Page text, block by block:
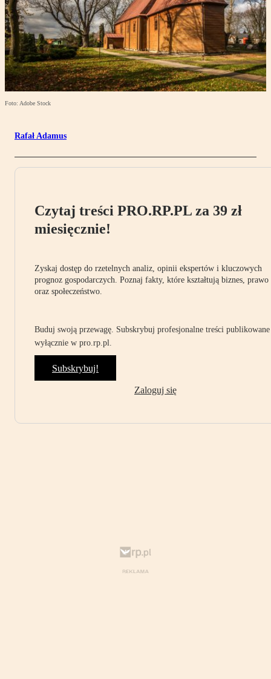
Foto: Adobe Stock
Rafał Adamus
Czytaj treści PRO.RP.PL za 39 zł
miesięcznie!
Zyskaj dostęp do rzetelnych analiz, opinii ekspertów i kluczowych
prognoz gospodarczych. Poznaj fakty, które kształtują biznes, prawo
oraz społeczeństwo.
Buduj swoją przewagę. Subskrybuj profesjonalne treści publikowane
wyłącznie w pro.rp.pl.
Subskrybuj!
Zaloguj się